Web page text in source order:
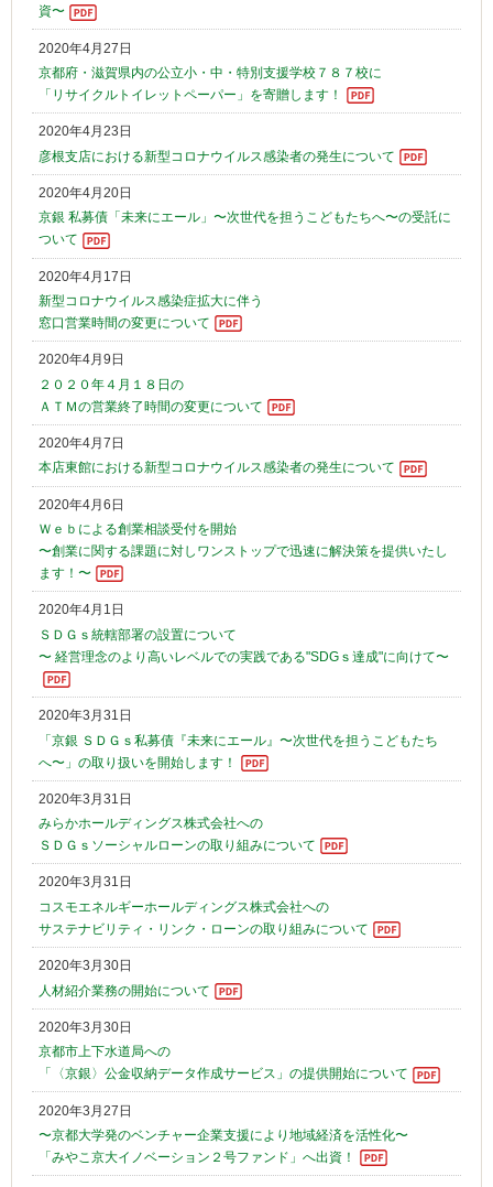
資〜
2020年4月27日
京都府・滋賀県内の公立小・中・特別支援学校７８７校に
「リサイクルトイレットペーパー」を寄贈します！
2020年4月23日
彦根支店における新型コロナウイルス感染者の発生について
2020年4月20日
京銀 私募債「未来にエール」〜次世代を担うこどもたちへ〜の受託に
ついて
2020年4月17日
新型コロナウイルス感染症拡大に伴う
窓口営業時間の変更について
2020年4月9日
２０２０年４月１８日の
ＡＴＭの営業終了時間の変更について
2020年4月7日
本店東館における新型コロナウイルス感染者の発生について
2020年4月6日
Ｗｅｂによる創業相談受付を開始
〜創業に関する課題に対しワンストップで迅速に解決策を提供いたし
ます！〜
2020年4月1日
ＳＤＧｓ統轄部署の設置について
〜 経営理念のより高いレベルでの実践である"SDGｓ達成"に向けて〜
2020年3月31日
「京銀 ＳＤＧｓ私募債『未来にエール』〜次世代を担うこどもたち
へ〜」の取り扱いを開始します！
2020年3月31日
みらかホールディングス株式会社への
ＳＤＧｓソーシャルローンの取り組みについて
2020年3月31日
コスモエネルギーホールディングス株式会社への
サステナビリティ・リンク・ローンの取り組みについて
2020年3月30日
人材紹介業務の開始について
2020年3月30日
京都市上下水道局への
「〈京銀〉公金収納データ作成サービス」の提供開始について
2020年3月27日
〜京都大学発のベンチャー企業支援により地域経済を活性化〜
「みやこ京大イノベーション２号ファンド」へ出資！